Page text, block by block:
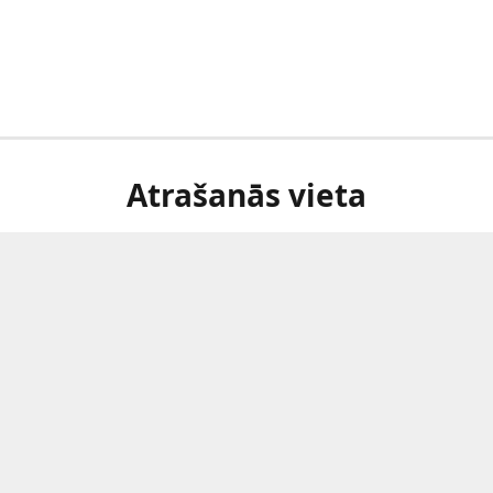
Atrašanās vieta